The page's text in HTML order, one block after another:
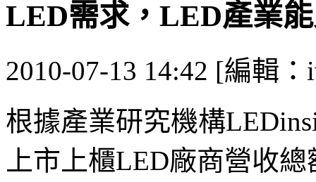
LED需求，LED產業
2010-07-13 14:42 [編輯：
根據產業研究機構
上市上櫃LED廠商營收